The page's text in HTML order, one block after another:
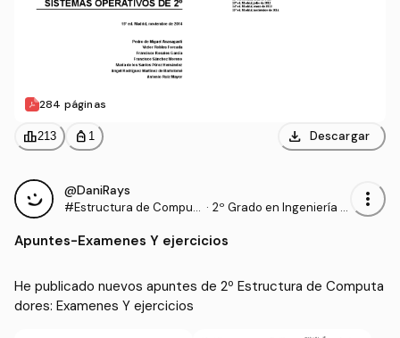
284 páginas
leaderboard213 personal_bag 1 download Descargar
@DaniRays
#Estructura de Comput
· 2º Grado en Ingeniería In
more_vert
Apuntes-Examenes Y ejercicios
He publicado nuevos apuntes de 2º Estructura de Computa
dores: Examenes Y ejercicios